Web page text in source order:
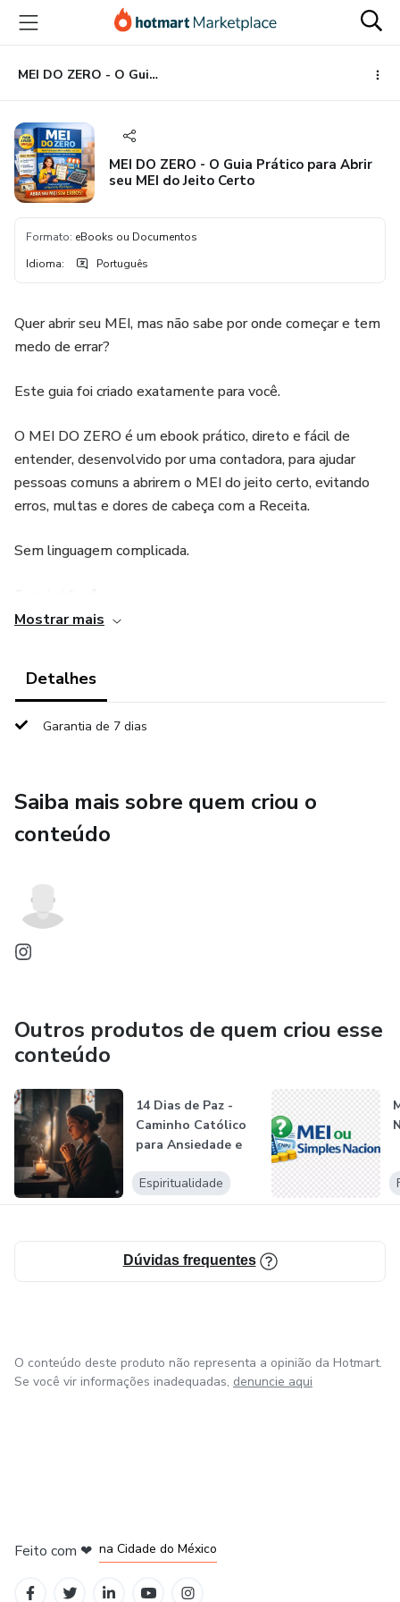
para
conteúdo
principal
para
pagamento
para
rodapé
MEI DO ZERO - O Guia Prático para Abrir seu MEI do Jeito Certo
MEI DO ZERO - O Guia Prático para Abrir
seu MEI do Jeito Certo
Formato: eBooks ou Documentos
Idioma: Português
Quer abrir seu MEI, mas não sabe por onde começar e tem
medo de errar?
Este guia foi criado exatamente para você.
O MEI DO ZERO é um ebook prático, direto e fácil de
entender, desenvolvido por uma contadora, para ajudar
pessoas comuns a abrirem o MEI do jeito certo, evitando
erros, multas e dores de cabeça com a Receita.
Sem linguagem complicada.
Você vai aprender passo a passo como se formalizar
usando o site oficial do governo, entendendo exatamente
o que está fazendo em cada etapa.
Mostrar mais
Detalhes
Garantia de 7 dias
Saiba mais sobre quem criou o
conteúdo
Outros produtos de quem criou esse
conteúdo
14 Dias de Paz -
Caminho Católico
para Ansiedade e
Espiritualidade
Dúvidas frequentes
O conteúdo deste produto não representa a opinião da Hotmart.
Se você vir informações inadequadas, denuncie aqui
Feito com ❤ na Cidade do México